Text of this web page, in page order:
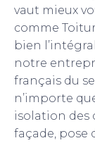
vaut mieux
comme
bien
notre
français du
n’importe
isolation des
façade, pose